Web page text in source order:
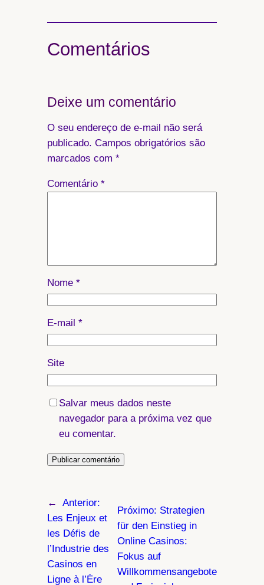
Comentários
Deixe um comentário
O seu endereço de e-mail não será
publicado. Campos obrigatórios são
marcados com *
Comentário *
Nome *
E-mail *
Site
Salvar meus dados neste
navegador para a próxima vez que
eu comentar.
←
Anterior:
Les Enjeux et
les Défis de
l’Industrie des
Casinos en
Ligne à l’Ère
Próximo: Strategien
für den Einstieg in
Online Casinos:
Fokus auf
Willkommensangebote